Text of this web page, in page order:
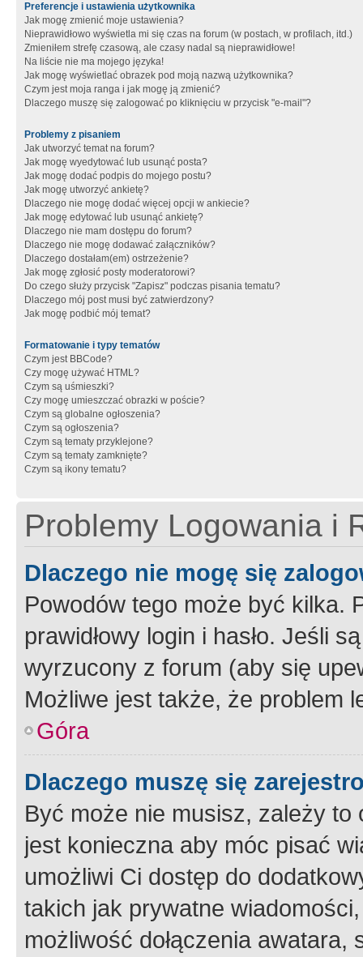
Preferencje i ustawienia użytkownika
Jak mogę zmienić moje ustawienia?
Nieprawidłowo wyświetla mi się czas na forum (w postach, w profilach, itd.)
Zmieniłem strefę czasową, ale czasy nadal są nieprawidłowe!
Na liście nie ma mojego języka!
Jak mogę wyświetlać obrazek pod moją nazwą użytkownika?
Czym jest moja ranga i jak mogę ją zmienić?
Dlaczego muszę się zalogować po kliknięciu w przycisk "e-mail"?
Problemy z pisaniem
Jak utworzyć temat na forum?
Jak mogę wyedytować lub usunąć posta?
Jak mogę dodać podpis do mojego postu?
Jak mogę utworzyć ankietę?
Dlaczego nie mogę dodać więcej opcji w ankiecie?
Jak mogę edytować lub usunąć ankietę?
Dlaczego nie mam dostępu do forum?
Dlaczego nie mogę dodawać załączników?
Dlaczego dostałam(em) ostrzeżenie?
Jak mogę zgłosić posty moderatorowi?
Do czego służy przycisk "Zapisz" podczas pisania tematu?
Dlaczego mój post musi być zatwierdzony?
Jak mogę podbić mój temat?
Formatowanie i typy tematów
Czym jest BBCode?
Czy mogę używać HTML?
Czym są uśmieszki?
Czy mogę umieszczać obrazki w poście?
Czym są globalne ogłoszenia?
Czym są ogłoszenia?
Czym są tematy przyklejone?
Czym są tematy zamknięte?
Czym są ikony tematu?
Problemy Logowania i
Dlaczego nie mogę się
Powodów tego może być kilka.
prawidłowy login i hasło. Jeśli
wyrzucony z forum (aby się
Możliwe jest także, że problem
Góra
Dlaczego muszę się
Być może nie musisz, zależy
jest konieczna aby móc pisać
umożliwi Ci dostęp do
takich jak prywatne
możliwość dołączenia